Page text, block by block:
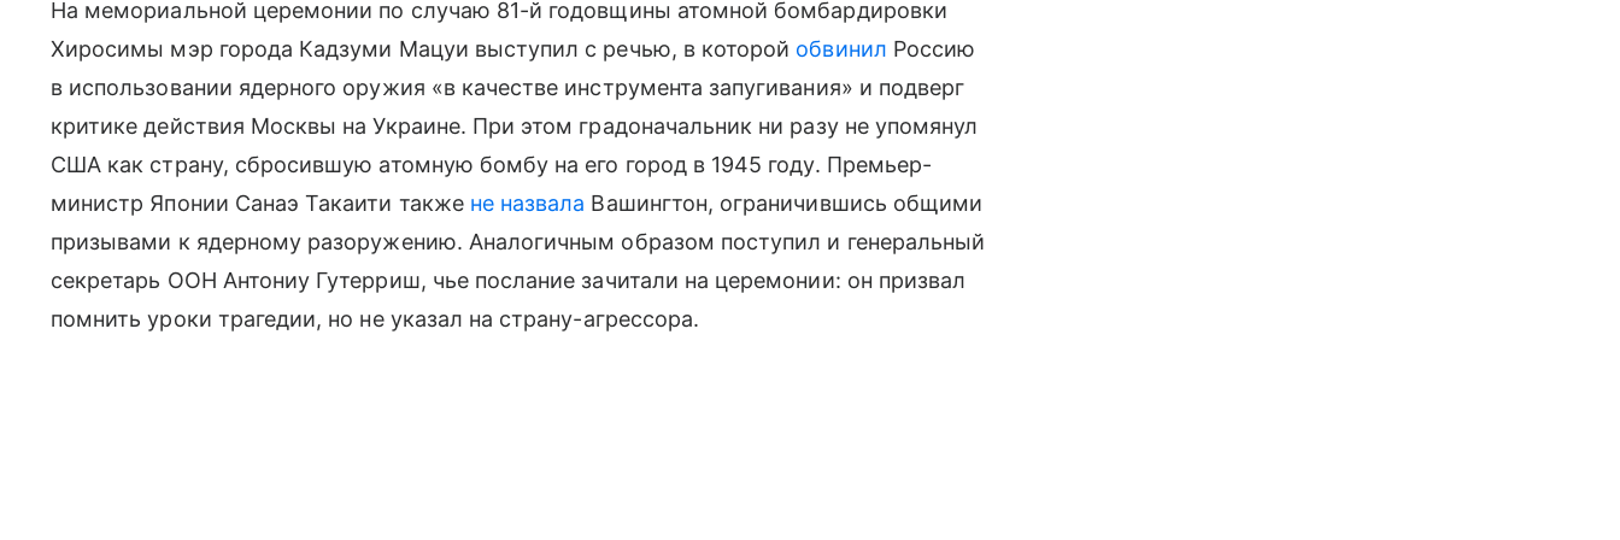
На мемориальной церемонии по случаю 81-й годовщины атомной бомбардировки
Хиросимы мэр города Кадзуми Мацуи выступил с речью, в которой обвинил Россию
в использовании ядерного оружия «в качестве инструмента запугивания» и подверг
критике действия Москвы на Украине. При этом градоначальник ни разу не упомянул
США как страну, сбросившую атомную бомбу на его город в 1945 году. Премьер-
министр Японии Санаэ Такаити также не назвала Вашингтон, ограничившись общими
призывами к ядерному разоружению. Аналогичным образом поступил и генеральный
секретарь ООН Антониу Гутерриш, чье послание зачитали на церемонии: он призвал
помнить уроки трагедии, но не указал на страну-агрессора.